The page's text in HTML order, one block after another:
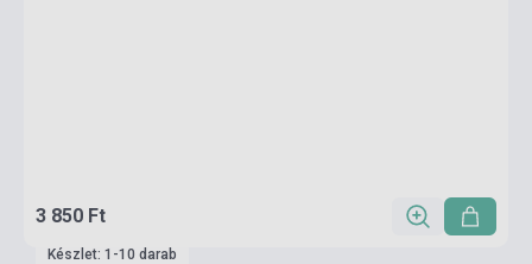
3 850 Ft
Készlet: 1-10 darab